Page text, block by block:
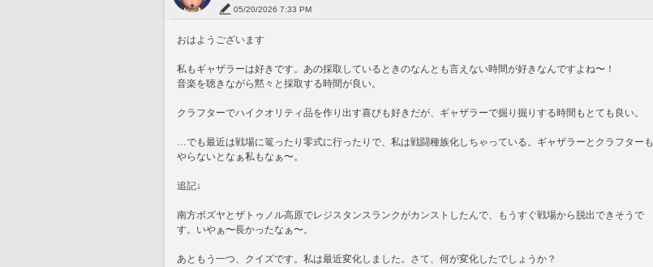
05/20/2026 7:33 PM
おはようございます
私もギャザラーは好きです。あの採取しているときのなんとも言えない時間が好きなんですよね〜！
音楽を聴きながら黙々と採取する時間が良い。
クラフターでハイクオリティ品を作り出す喜びも好きだが、ギャザラーで掘り掘りする時間もとても良い。
…でも最近は戦場に篭ったり零式に行ったりで、私は戦闘種族化しちゃっている。ギャザラーとクラフターも
やらないとなぁ私もなぁ〜。
追記↓
南方ボズヤとザトゥノル高原でレジスタンスランクがカンストしたんで、もうすぐ戦場から脱出できそうで
す。いやぁ〜長かったなぁ〜。
あともう一つ、クイズです。私は最近変化しました。さて、何が変化したでしょうか？